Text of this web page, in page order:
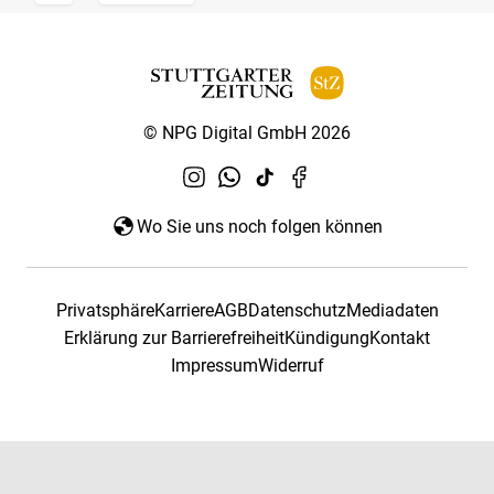
© NPG Digital GmbH 2026
Wo Sie uns noch folgen können
PrivatsphäreKarriereAGBDatenschutzMediadaten
Erklärung zur BarrierefreiheitKündigungKontakt
ImpressumWiderruf